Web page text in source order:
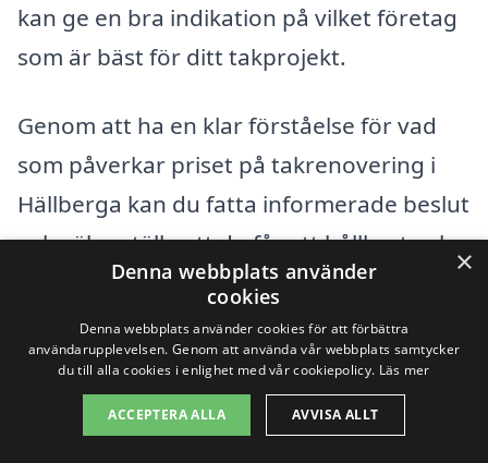
kan ge en bra indikation på vilket företag
som är bäst för ditt takprojekt.
Genom att ha en klar förståelse för vad
som påverkar priset på takrenovering i
Hällberga kan du fatta informerade beslut
och säkerställa att du får ett hållbart och
kostnadseffektivt tak. Vi står redo att
hjälpa dig hitta rätt företag för dina
takrenoveringsbehov.
Få 3 erbjudanden, gratis och utan
×
Denna webbplats använder
cookies
Denna webbplats använder cookies för att förbättra
användarupplevelsen. Genom att använda vår webbplats samtycker
du till alla cookies i enlighet med vår cookiepolicy. Läs mer
ACCEPTERA ALLA AVVISA ALLT